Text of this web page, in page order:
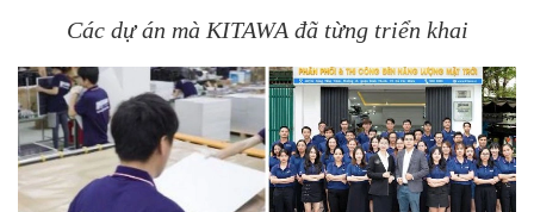
Các dự án mà KITAWA đã từng triển khai